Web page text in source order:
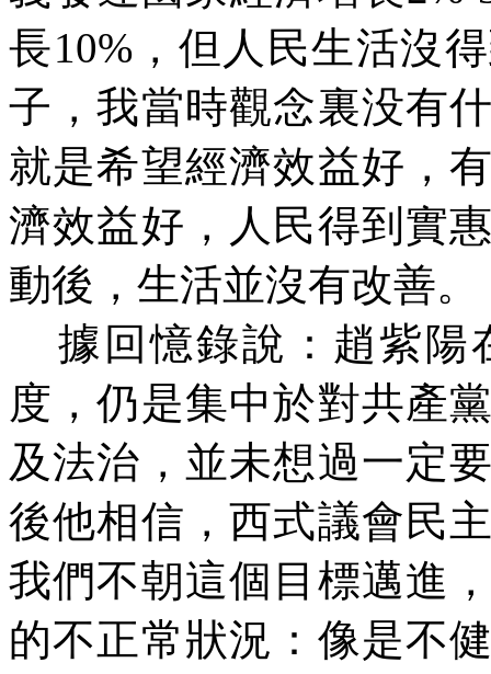
長10%，但人民生活沒
子，我當時觀念裏没有
就是希望經濟效益好，
濟效益好，人民得到實
動後，生活並沒有改善。
據回憶錄說：趙紫陽
度，仍是集中於對共產
及法治，並未想過一定
後他相信，西式議會民
我們不朝這個目標邁進
的不正常狀況：像是不